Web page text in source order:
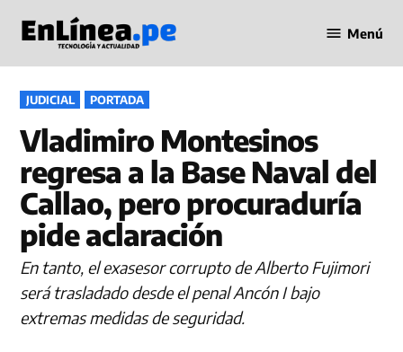
contenido
en Línea
Menú
PUBLICADO
EN
JUDICIAL PORTADA
Vladimiro Montesinos
regresa a la Base Naval del
Callao, pero procuraduría
pide aclaración
En tanto, el exasesor corrupto de Alberto Fujimori
será trasladado desde el penal Ancón I bajo
extremas medidas de seguridad.